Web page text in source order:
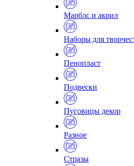
Марблс и акрил
Наборы для
Пенопласт
Подвески
Пуговицы декор
Разное
Стразы